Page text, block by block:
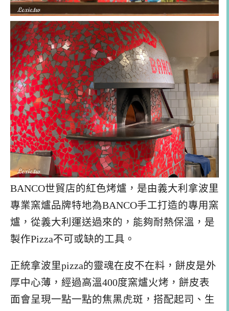
BANCO世貿店的紅色烤爐，是由義大利拿波里
專業窯爐品牌特地為BANCO手工打造的專用窯
爐，從義大利運送過來的，能夠耐熱保溫，是
製作Pizza不可或缺的工具。
正統拿波里pizza的靈魂在皮不在料，餅皮是外
厚中心薄，經過高溫400度窯爐火烤，餅皮表
面會呈現一點一點的焦黑虎斑，搭配起司、生